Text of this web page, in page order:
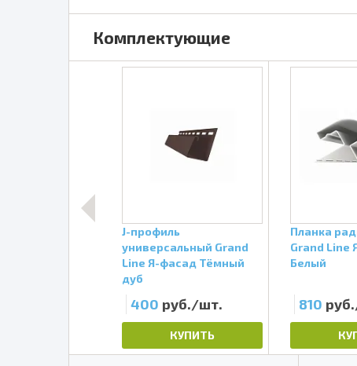
Комплектующие
J-профиль
универсальный Grand
Line Я-фасад Тёмный
дуб
400 руб./шт.
КУПИТЬ
Планка
Grand Line
Белый
810